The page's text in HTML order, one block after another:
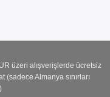
üzeri alışverişlerde ücretsiz
(sadece Almanya sınırları